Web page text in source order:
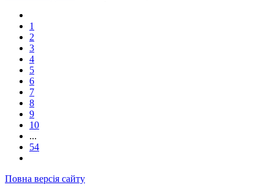
1
2
3
4
5
6
7
8
9
10
...
54
Повна версія сайту